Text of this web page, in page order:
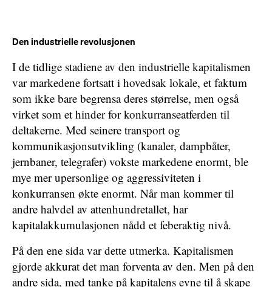
Den industrielle revolusjonen
I de tidlige stadiene av den industrielle kapitalismen
var markedene fortsatt i hovedsak lokale, et faktum
som ikke bare begrensa deres størrelse, men også
virket som et hinder for konkurranseatferden til
deltakerne. Med seinere transport og
kommunikasjonsutvikling (kanaler, dampbåter,
jernbaner, telegrafer) vokste markedene enormt, ble
mye mer upersonlige og aggressiviteten i
konkurransen økte enormt. Når man kommer til
andre halvdel av attenhundretallet, har
kapitalakkumulasjonen nådd et feberaktig nivå.
På den ene sida var dette utmerka. Kapitalismen
gjorde akkurat det man forventa av den. Men på den
andre sida, med tanke på kapitalens evne til å skape